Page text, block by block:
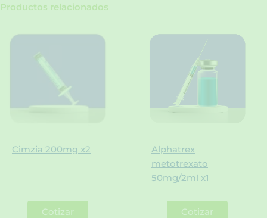
Productos relacionados
Cimzia 200mg x2
Cotizar
Alphatrex
metotrexato
50mg/2ml x1
Cotizar